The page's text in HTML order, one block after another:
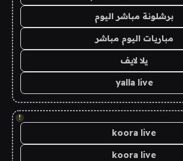
برشلونة مباشر اليوم
مباريات اليوم مباشر
يلا لايف
yalla live
!
koora live
koora live